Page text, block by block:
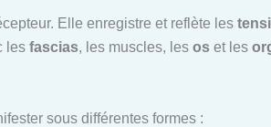
Elle enregistre et reflète les
les fascias, les muscles, les os et les
sous différentes formes :